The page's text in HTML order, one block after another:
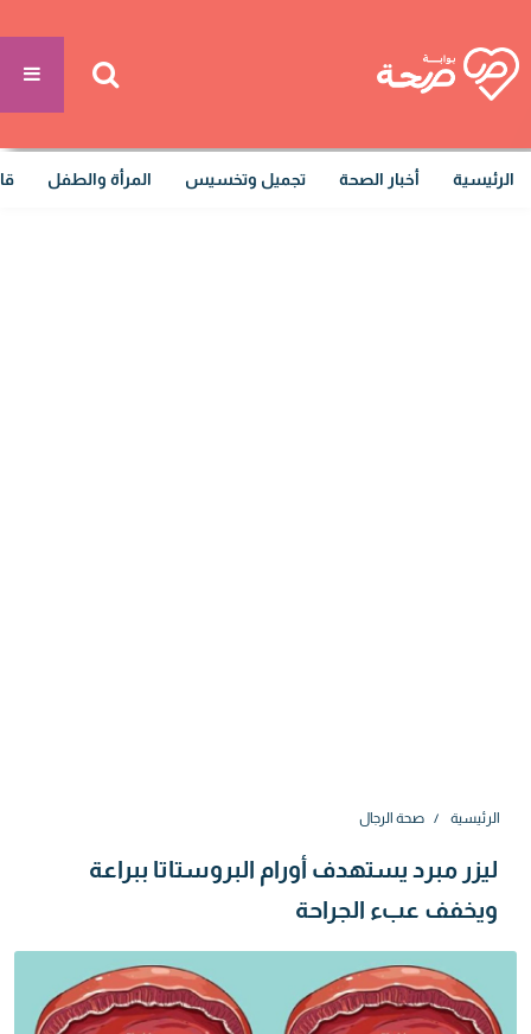
الرئيسية أخبار الصحة تجميل وتخسيس المرأة والطفل
الرئيسية صحة الرجال
ليزر مبرد يستهدف أورام البروستاتا ببراعة
ويخفف عبء الجراحة